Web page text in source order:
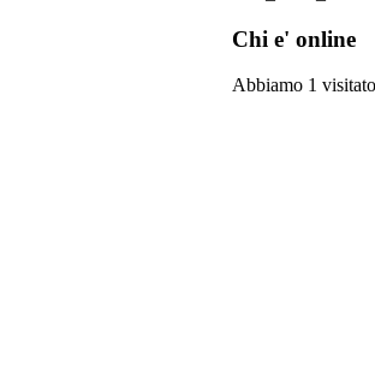
Chi e' online
Abbiamo 1